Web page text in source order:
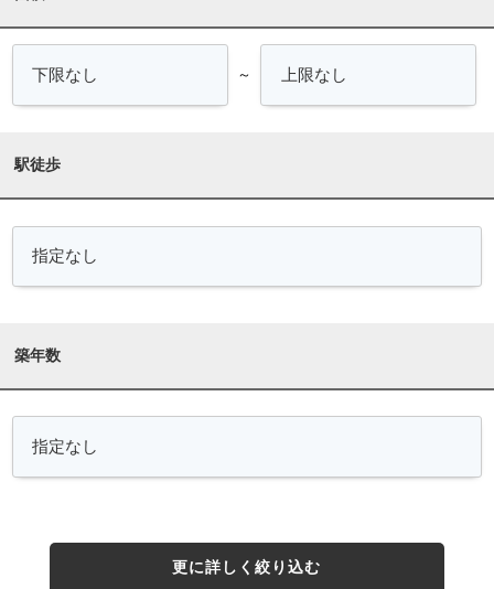
～
駅徒歩
築年数
更に詳しく絞り込む